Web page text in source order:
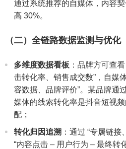
通过系统推荐的自媒体，内容
高 30%。
（二）全链路数据监测与优化
多维度数据看板 ：品牌方可查
击转化率、销售成交数”，自媒
容数据、品牌评价”。某品牌通
媒体的线索转化率是抖音短视
配；
转化归因追溯 ：通过 “专属链
“内容点击 – 用户行为 – 最终转